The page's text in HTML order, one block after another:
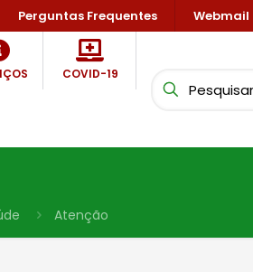
Perguntas Frequentes Webmail
COVID-19
Atenção